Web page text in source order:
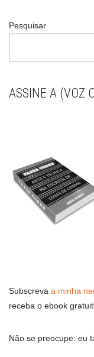
Pesquisar
ASSINE A (VOZ
Subscreva a minha
receba o ebook
Não se preocupe: eu